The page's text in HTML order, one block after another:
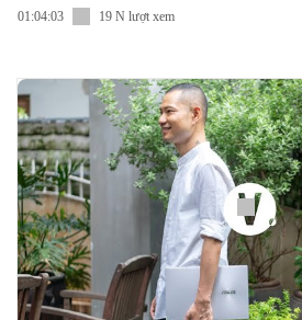
01:04:03 19 N lượt xem